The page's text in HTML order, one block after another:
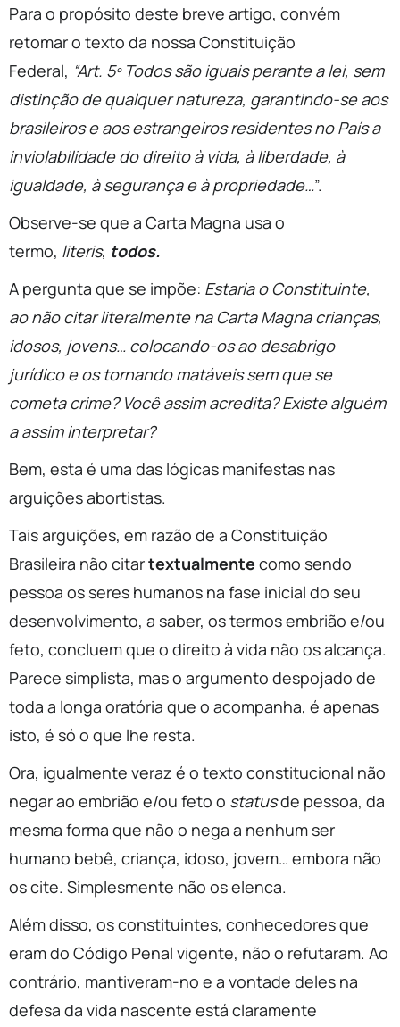
Para o propósito deste breve artigo, convém
retomar o texto da nossa Constituição
Federal, “Art. 5º Todos são iguais perante a lei, sem
distinção de qualquer natureza, garantindo-se aos
brasileiros e aos estrangeiros residentes no País a
inviolabilidade do direito à vida, à liberdade, à
igualdade, à segurança e à propriedade…”.
Observe-se que a Carta Magna usa o
termo, literis, todos.
A pergunta que se impõe: Estaria o Constituinte,
ao não citar literalmente na Carta Magna crianças,
idosos, jovens… colocando-os ao desabrigo
jurídico e os tornando matáveis sem que se
cometa crime? Você assim acredita? Existe alguém
a assim interpretar?
Bem, esta é uma das lógicas manifestas nas
arguições abortistas.
Tais arguições, em razão de a Constituição
Brasileira não citartextualmente como sendo
pessoa os seres humanos na fase inicial do seu
desenvolvimento, a saber, os termos embrião e/ou
feto, concluem que o direito à vida não os alcança.
Parece simplista, mas o argumento despojado de
toda a longa oratória que o acompanha, é apenas
isto, é só o que lhe resta.
Ora, igualmente veraz é o texto constitucional não
negar ao embrião e/ou feto o statusde pessoa, da
mesma forma que não o nega a nenhum ser
humano bebê, criança, idoso, jovem… embora não
os cite. Simplesmente não os elenca.
Além disso, os constituintes, conhecedores que
eram do Código Penal vigente, não o refutaram. Ao
contrário, mantiveram-no e a vontade deles na
defesa da vida nascente está claramente